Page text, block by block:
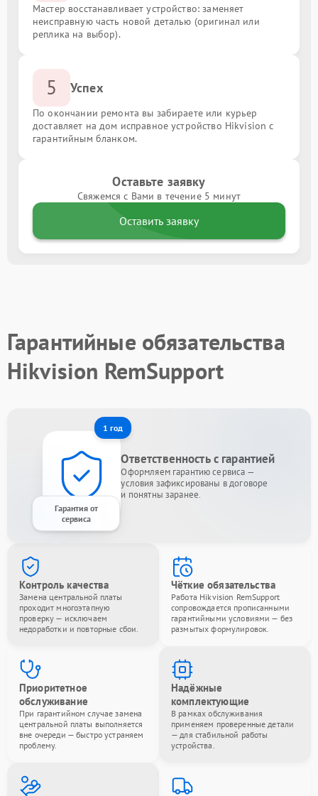
Мастер восстанавливает устройство: заменяет
неисправную часть новой деталью (оригинал или
реплика на выбор).
5 Успех
По окончании ремонта вы забираете или курьер
доставляет на дом исправное устройство Hikvision с
гарантийным бланком.
Оставьте заявку
Свяжемся с Вами в течение 5 минут
Оставить заявку
Гарантийные обязательства
Hikvision RemSupport
1 год
Гарантия от
сервиса
Ответственность с гарантией
Оформляем гарантию сервиса —
условия зафиксированы в договоре
и понятны заранее.
Контроль качества
Замена центральной платы
проходит многоэтапную
проверку — исключаем
недоработки и повторные сбои.
Чёткие обязательства
Работа Hikvision RemSupport
сопровождается прописанными
гарантийными условиями — без
размытых формулировок.
Приоритетное
обслуживание
При гарантийном случае замена
центральной платы выполняется
вне очереди — быстро устраняем
проблему.
Надёжные
комплектующие
В рамках обслуживания
применяем проверенные детали
— для стабильной работы
устройства.